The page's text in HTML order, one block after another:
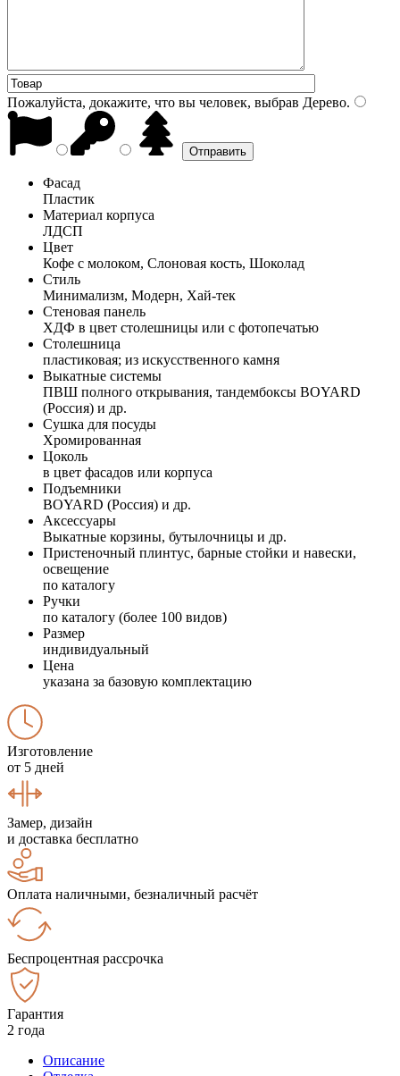
Пожалуйста, докажите, что вы человек, выбрав Дерево.
Фасад
Пластик
Материал корпуса
ЛДСП
Цвет
Кофе с молоком, Слоновая кость, Шоколад
Стиль
Минимализм, Модерн, Хай-тек
Стеновая панель
ХДФ в цвет столешницы или с фотопечатью
Столешница
пластиковая; из искусственного камня
Выкатные системы
ПВШ полного открывания, тандембоксы BOYARD
(Россия) и др.
Сушка для посуды
Хромированная
Цоколь
в цвет фасадов или корпуса
Подъемники
BOYARD (Россия) и др.
Аксессуары
Выкатные корзины, бутылочницы и др.
Пристеночный плинтус, барные стойки и навески,
освещение
по каталогу
Ручки
по каталогу (более 100 видов)
Размер
индивидуальный
Цена
указана за базовую комплектацию
Изготовление
от 5 дней
Замер, дизайн
и доставка бесплатно
Оплата наличными, безналичный расчёт
Беспроцентная рассрочка
Гарантия
2 года
Описание